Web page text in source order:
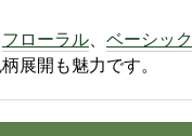
フローラル、 ベーシック
展開も魅力です。